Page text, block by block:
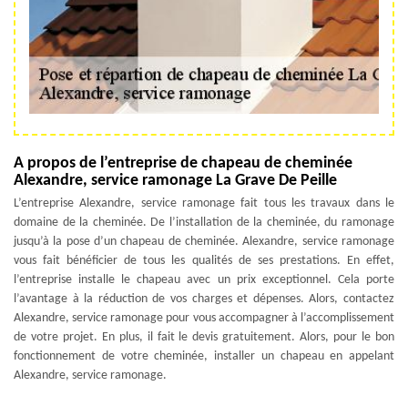
A propos de l’entreprise de chapeau de cheminée
Alexandre, service ramonage La Grave De Peille
L’entreprise Alexandre, service ramonage fait tous les travaux dans le
domaine de la cheminée. De l’installation de la cheminée, du ramonage
jusqu’à la pose d’un chapeau de cheminée. Alexandre, service ramonage
vous fait bénéficier de tous les qualités de ses prestations. En effet,
l’entreprise installe le chapeau avec un prix exceptionnel. Cela porte
l’avantage à la réduction de vos charges et dépenses. Alors, contactez
Alexandre, service ramonage pour vous accompagner à l’accomplissement
de votre projet. En plus, il fait le devis gratuitement. Alors, pour le bon
fonctionnement de votre cheminée, installer un chapeau en appelant
Alexandre, service ramonage.